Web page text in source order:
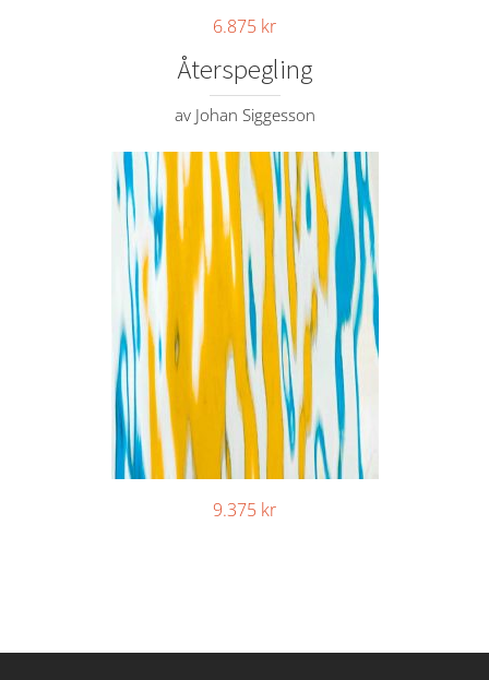
6.875 kr
Återspegling
av Johan Siggesson
9.375 kr